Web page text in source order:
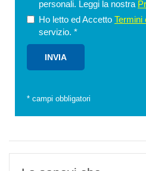
personali. Leggi la nostra
Ho letto ed Accetto Termini
servizio. *
* campi obbligatori